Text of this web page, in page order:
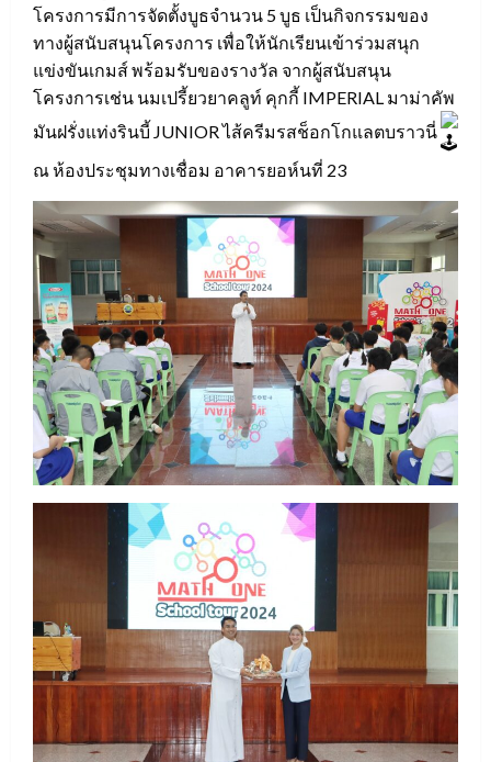
โครงการมีการจัดตั้งบูธจำนวน 5 บูธ เป็นกิจกรรมของ
ทางผู้สนับสนุนโครงการ เพื่อให้นักเรียนเข้าร่วมสนุก
แข่งขันเกมส์ พร้อมรับของรางวัล จากผู้สนับสนุน
โครงการเช่น นมเปรี้ยวยาคลูท์ คุกกี้ IMPERIAL มาม่าคัพ
มันฝรั่งแท่งรินบี้ JUNIOR ไส้ครีมรสช็อกโกแลตบราวนี่
ณ ห้องประชุมทางเชื่อม อาคารยอห์นที่ 23